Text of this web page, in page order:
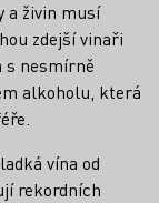
a živin musí
zdejší vinaři
s nesmírně
alkoholu, která
vína od
rekordních